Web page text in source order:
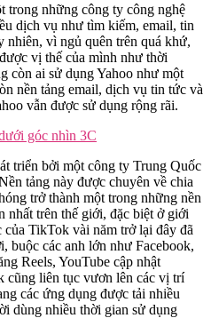
trong những công ty công nghệ
dịch vụ như tìm kiếm, email, tin
nhiên, vì ngủ quên trên quá khứ,
vị thế của mình như thời
còn ai sử dụng Yahoo như một
nền tảng email, dịch vụ tin tức và
vẫn được sử dụng rộng rãi.
góc nhìn 3C
triển bởi một công ty Trung Quốc
tảng này được chuyên về chia
trở thành một trong những nền
nhất trên thế giới, đặc biệt ở giới
TikTok vài năm trở lại đây đã
buộc các anh lớn như Facebook,
Reels, YouTube cập nhật
liên tục vươn lên các vị trí
các ứng dụng được tải nhiều
dùng nhiều thời gian sử dụng